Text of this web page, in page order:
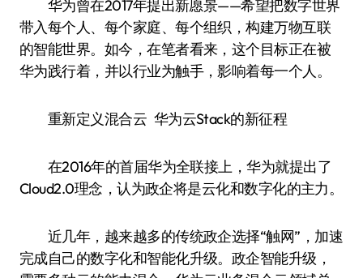
华为曾在2017年提出新愿景——希望把数字世界
带入每个人、每个家庭、每个组织，构建万物互联
的智能世界。如今，在笔者看来，这个目标正在被
华为践行着，并以行业为触手，影响着每一个人。
重新定义混合云 华为云Stack的新征程
在2016年的首届华为全联接上，华为就提出了
Cloud2.0理念，认为政企将是云化和数字化的主力。
近几年，越来越多的传统政企选择“触网”，加速
完成自己的数字化和智能化升级。政企智能升级，